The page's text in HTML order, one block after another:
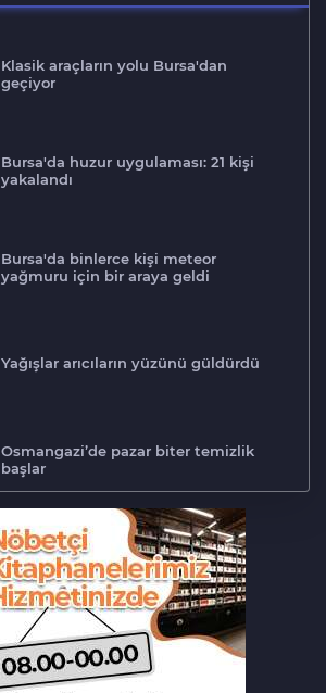
Klasik araçların yolu Bursa'dan
geçiyor
Bursa'da huzur uygulaması: 21 kişi
yakalandı
Bursa'da binlerce kişi meteor
yağmuru için bir araya geldi
Yağışlar arıcıların yüzünü güldürdü
Osmangazi’de pazar biter temizlik
başlar
Osmangazi çocuklara okuma kültürü
kazandırıyor
Mobilfest’in üçüncü durağı İznik